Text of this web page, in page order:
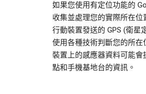
如果您使用有定位功能的
收集並處理您的實際所在位
行動裝置發送的 GPS (衛星
使用各種技術判斷您的所在
裝置上的感應器資料可能會
點和手機基地台的資訊。